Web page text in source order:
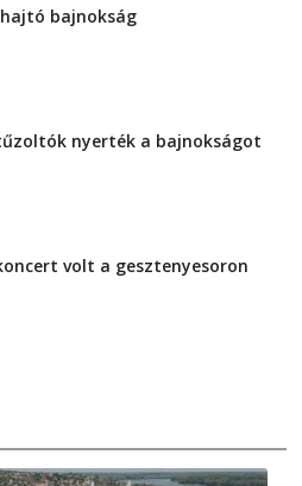
bajnokság
nyerték a bajnokságot
volt a gesztenyesoron